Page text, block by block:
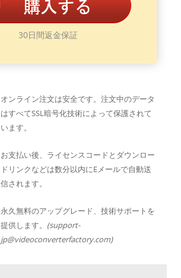
30日間返金保証
オンライン注文は安全です。注文中のデータ
はすべてSSL暗号化技術によって保護されて
います。
お支払い後、ライセンスコードとダウンロー
ドリンクなどは数分以内にEメールで自動送
信されます。
永久無料のアップグレード、技術サポートを
提供します。 (support-
jp@videoconverterfactory.com)